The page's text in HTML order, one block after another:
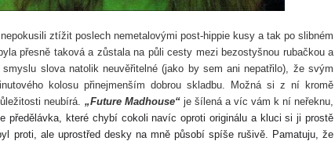
ztížit poslech nemetalovými post-hippie kusy a tak po slibném
byla přesně taková a zůstala na půli cesty mezi bezostyšnou rubačkou a
slova natolik neuvěřitelné (jako by sem ani nepatřilo), že svým
kolosu přinejmenším dobrou skladbu. Možná si z ní kromě
neubírá. „Future Madhouse“je šílená a víc vám k ní neřeknu,
předělávka, které chybí cokoli navíc oproti originálu a kluci si ji prostě
proti, ale uprostřed desky na mně působí spíše rušivě. Pamatuju, že